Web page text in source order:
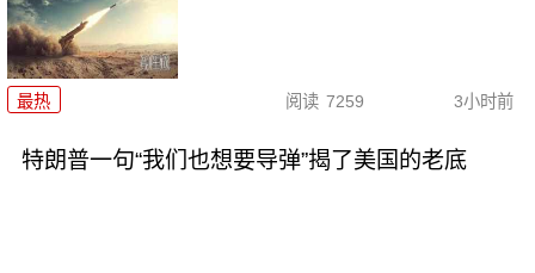
最热 阅读 7259 3小时前
特朗普一句“我们也想要导弹”揭了美国的老底